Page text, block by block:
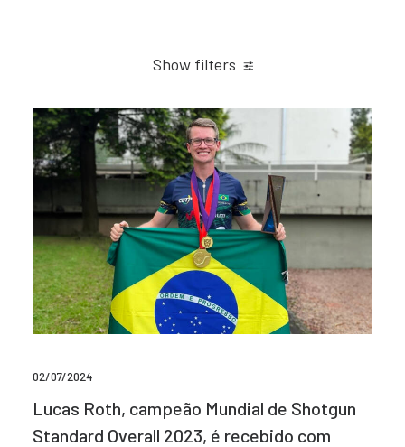
Show filters
02/07/2024
Lucas Roth, campeão Mundial de Shotgun
Standard Overall 2023, é recebido com